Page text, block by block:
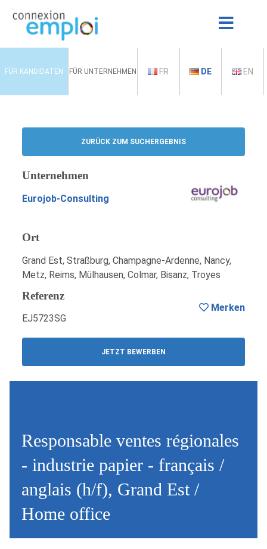
FÜR KANDIDATEN FÜR UNTERNEHMEN FR DE EN
ZURÜCK ZUM SUCHERGEBNIS
Unternehmen
Eurojob-Consulting
Ort
Grand Est, Straßburg, Champagne-Ardenne, Nancy,
Metz, Reims, Mülhausen, Colmar, Bisanz, Troyes
Referenz
EJ5723SG
JETZT BEWERBEN
Merken
Responsable ventes régionales
- industrie papier - français /
anglais (h/f), Grand Est /
Home office